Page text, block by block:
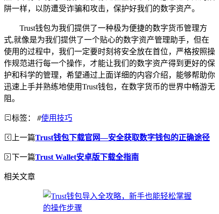
阱一样，以防遭受诈骗和攻击，保护好我们的数字资产。
Trust钱包为我们提供了一种极为便捷的数字货币管理方
式,就像是为我们提供了一个贴心的数字资产管理助手，但在
使用的过程中，我们一定要时刻将安全放在首位，严格按照操
作规范进行每一个操作，才能让我们的数字资产得到更好的保
护和科学的管理，希望通过上面详细的内容介绍，能够帮助你
迅速上手并熟练地使用Trust钱包，在数字货币的世界中畅游无
阻。
标签： #使用技巧
上一篇Trust钱包下载官网—安全获取数字钱包的正确途径
下一篇Trust Wallet安卓版下载全指南
相关文章